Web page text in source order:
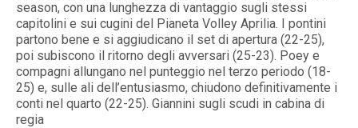
season, con una lunghezza di vantaggio sugli stessi
capitolini e sui cugini del Pianeta Volley Aprilia. I pontini
partono bene e si aggiudicano il set di apertura (22-25),
poi subiscono il ritorno degli avversari (25-23). Poey e
compagni allungano nel punteggio nel terzo periodo (18-
25) e, sulle ali dell’entusiasmo, chiudono definitivamente i
conti nel quarto (22-25). Giannini sugli scudi in cabina di
regia